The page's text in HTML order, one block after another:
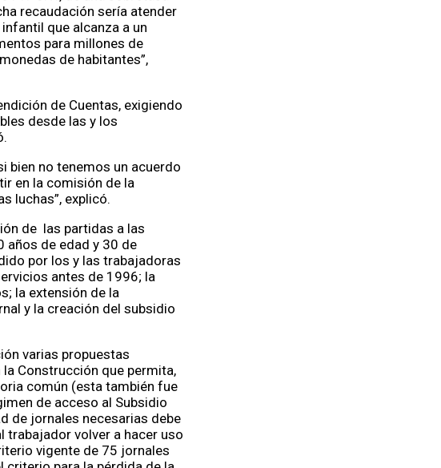
recaudación sería atender
que alcanza a un
para millones de
de habitantes”,
de Cuentas, exigiendo
desde las y los
bien no tenemos un acuerdo
en la comisión de la
luchas”, explicó.
de las partidas a las
años de edad y 30 de
por los y las trabajadoras
antes de 1996; la
la extensión de la
y la creación del subsidio
varias propuestas
Construcción que permita,
común (esta también fue
de acceso al Subsidio
de jornales necesarias debe
trabajador volver a hacer uso
vigente de 75 jornales